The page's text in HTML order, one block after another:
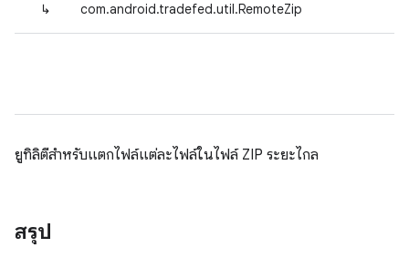
↳ com.android.tradefed.util.RemoteZip
ยูทิลิตีสำหรับแตกไฟล์แต่ละไฟล์ในไฟล์ ZIP ระยะไกล
สรุป